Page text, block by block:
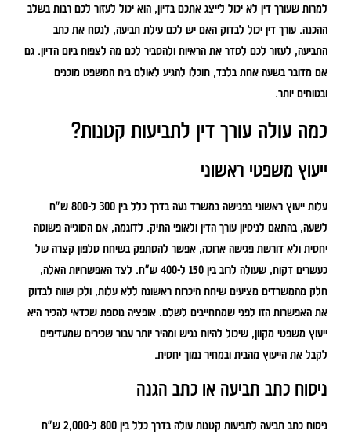
למרות שעורך דין לא יכול לייצג אתכם בדיון, הוא יכול לעזור לכם רבות בשלב
ההכנה. עורך דין יכול לבדוק האם יש לכם עילת תביעה, לנסח את כתב
התביעה, לעזור לכם לסדר את הראיות ולהסביר לכם מה לצפות ביום הדיון. גם
אם מדובר בשעה אחת בלבד, תוכלו להגיע לאולם בית המשפט מוכנים
ובטוחים יותר.
כמה עולה עורך דין לתביעות קטנות?
ייעוץ משפטי ראשוני
עלות ייעוץ ראשוני בפגישה במשרד נעה בדרך כלל בין 300 ל-800 ש"ח
לשעה, בהתאם לניסיון עורך הדין ולאופי התיק. לדוגמה, אם הסוגייה פשוטה
יחסית ולא דורשת פגישה ארוכה, אפשר להסתפק בשיחת טלפון קצרה של
כעשרים דקות, שעולה לרוב בין 150 ל-400 ש"ח. לצד האפשרויות האלה,
חלק מהמשרדים מציעים שיחת היכרות ראשונה ללא עלות, ולכן שווה לבדוק
את האפשרות הזו לפני שמתחייבים לשלם. אופציה נוספת שכדאי להכיר היא
ייעוץ משפטי מקוון, שיכול להיות נגיש ומהיר יותר עבור שכירים שמעדיפים
לקבל את הייעוץ מהבית ובמחיר נמוך יחסית.
ניסוח כתב תביעה או כתב הגנה
ניסוח כתב תביעה לתביעות קטנות עולה בדרך כלל בין 800 ל-2,000 ש"ח